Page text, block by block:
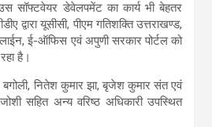
सॉफ्टवेयर डेवेलपमेंट का कार्य भी बेहतर
द्वारा यूसीसी, पीएम गतिशक्ति उत्तराखण्ड,
ई-ऑफिस एवं अपुणी सरकार पोर्टल को
है।
नितेश कुमार झा, बृजेश कुमार संत एवं
सहित अन्य वरिष्ठ अधिकारी उपस्थित